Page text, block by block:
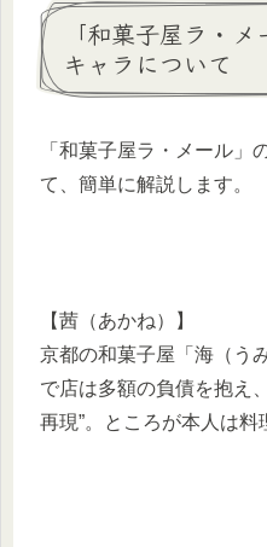
「和菓子屋ラ・
キャラについて
「和菓子屋ラ・メール」
て、簡単に解説します。
【茜（あかね）】
京都の和菓子屋「海（う
で店は多額の負債を抱え
再現”。ところが本人は料